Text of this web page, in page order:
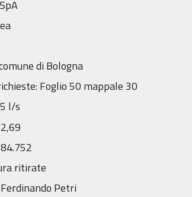
di Bologna
Foglio 50 mappale 30
l/s
ritirate
Petri